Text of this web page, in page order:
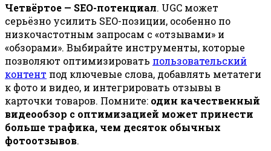
Четвёртое — SEO-потенциал. UGC может
серьёзно усилить SEO-позиции, особенно по
низкочастотным запросам с «отзывами» и
«обзорами». Выбирайте инструменты, которые
позволяют оптимизировать пользовательский
контент под ключевые слова, добавлять метатеги
к фото и видео, и интегрировать отзывы в
карточки товаров. Помните: один качественный
видеообзор с оптимизацией может принести
больше трафика, чем десяток обычных
фотоотзывов.